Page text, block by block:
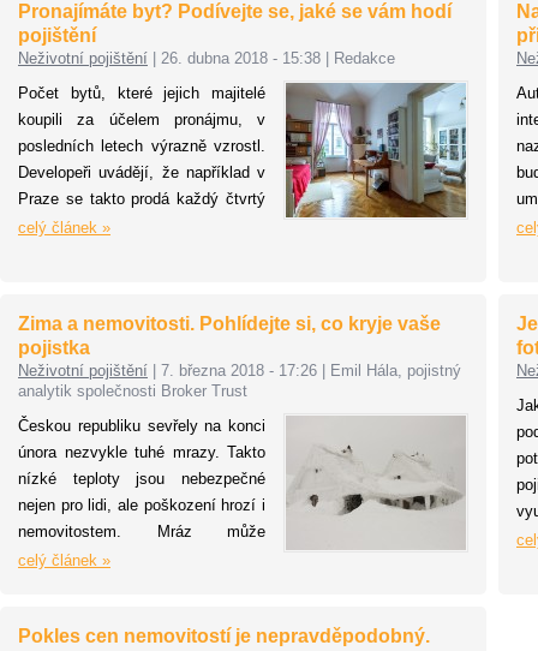
riziko však můžete i řadou dalších
faktorů.
na
Pronajímáte byt? Podívejte se, jaké se vám hodí
pojištění
Neživotní pojištění 26. dubna 2018 - 15:38
Redakce
Počet bytů, které jejich majitelé
koupili za účelem pronájmu, v
posledních letech výrazně vzrostl.
Developeři uvádějí, že například v
Praze se takto prodá každý čtvrtý
byt. Je to dáno i současnou oblibou
musejí dát pozor na rizika, která s
nájemním bydlením souvisejí.
Následky některých nebezpečí lze
celý článek »
Zima a nemovitosti. Pohlídejte si, co kryje vaše
pojistka
Neživotní pojištění 7. března 2018 - 17:26
Emil Hála, pojistný
analytik společnosti Broker Trust
Českou republiku sevřely na konci
února nezvykle tuhé mrazy. Takto
nízké teploty jsou nebezpečné
nejen pro lidi, ale poškození hrozí i
nemovitostem. Mráz může
například potrhat vodovodní potrubí
poničením střech příliš těžkou
celý článek »
Pokles cen nemovitostí je nepravděpodobný.